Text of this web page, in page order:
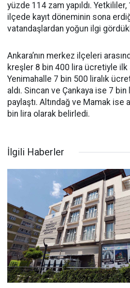
yüzde 114 zam yapıldı.
ilçede kayıt döneminin sona
vatandaşlardan yoğun ilgi
Ankara’nın merkez ilçeleri
kreşler 8 bin 400 lira ücretiyle ilk
Yenimahalle 7 bin 500 liralık
aldı. Sincan ve Çankaya ise 7 bin
paylaştı. Altındağ ve Mamak ise
bin lira olarak belirledi.
İlgili Haberler